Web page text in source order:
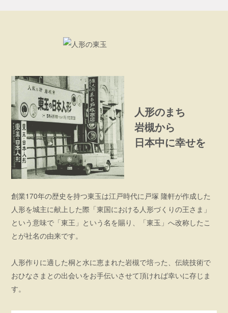
人形のまち
岩槻から
日本中に幸せを
創業170年の歴史を持つ東玉は江戸時代に戸塚 隆軒が作成した
人形を城主に献上した際「東国における人形づくりの王さま」
という意味で「東王」という名を賜り、「東玉」へ改称したこ
とが社名の由来です。
人形作りに適した桐と水に恵まれた岩槻で培った、伝統技術で
おひなさまとの出会いをお手伝いさせて頂ければ幸いに存じま
す。